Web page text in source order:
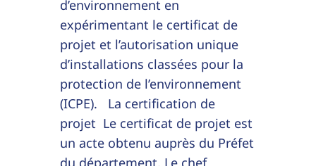
d’environnement en
expérimentant le certificat de
projet et l’autorisation unique
d’installations classées pour la
protection de l’environnement
(ICPE). La certification de
projet Le certificat de projet est
un acte obtenu auprès du Préfet
du département. Le chef